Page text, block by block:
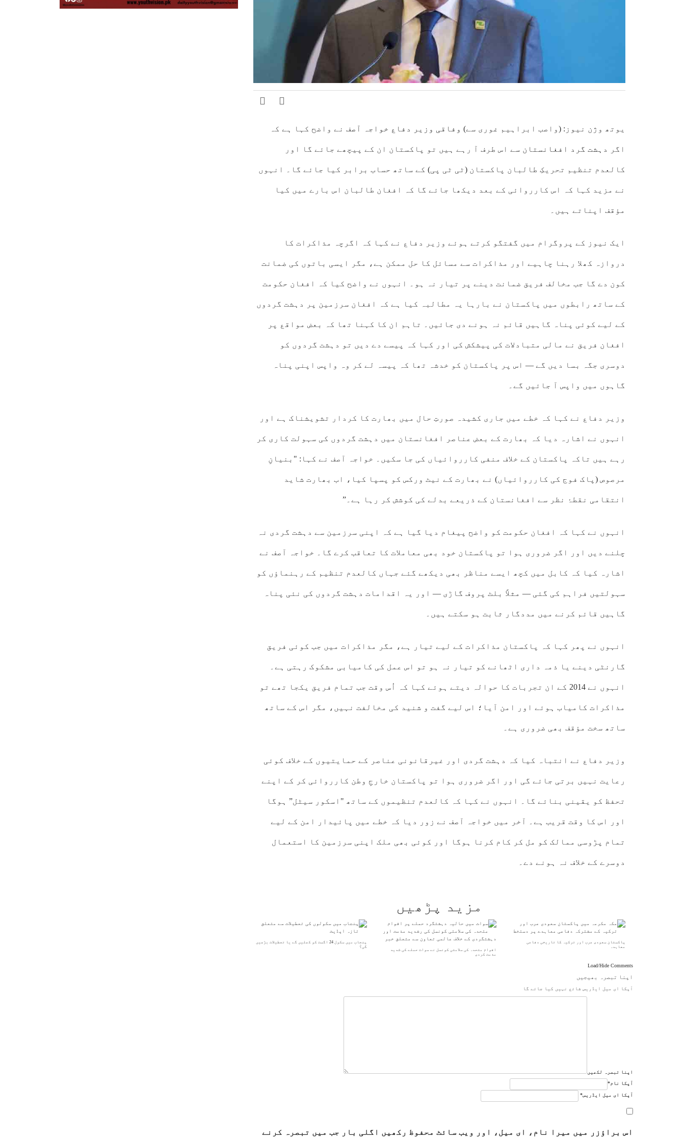
یوتھ وژن نیوز: (واصب ابراہیم غوری سے) وفاقی وزیر دفاع خواجہ آصف نے واضح کہا ہے کہ
اگر دہشت گرد افغانستان سے اس طرف آ رہے ہیں تو پاکستان ان کے پیچھے جائے گا اور
کالعدم تنظیم تحریکِ طالبان پاکستان (ٹی ٹی پی) کے ساتھ حساب برابر کیا جائے گا۔ انہوں
نے مزید کہا کہ اس کارروائی کے بعد دیکھا جائے گا کہ افغان طالبان اس بارے میں کیا
مؤقف اپناتے ہیں۔
ایک نیوز کے پروگرام میں گفتگو کرتے ہوئے وزیر دفاع نے کہا کہ اگرچہ مذاکرات کا
دروازہ کھلا رہنا چاہیے اور مذاکرات سے مسائل کا حل ممکن ہے، مگر ایسی باتوں کی ضمانت
کون دے گا جب مخالف فریق ضمانت دینے پر تیار نہ ہو۔ انہوں نے واضح کیا کہ افغان حکومت
کے ساتھ رابطوں میں پاکستان نے بارہا یہ مطالبہ کیا ہے کہ افغان سرزمین پر دہشت گردوں
کے لیے کوئی پناہ گاہیں قائم نہ ہونے دی جائیں۔ تاہم ان کا کہنا تھا کہ بعض مواقع پر
افغان فریق نے مالی متبادلات کی پیشکش کی اور کہا کہ پیسے دے دیں تو دہشت گردوں کو
دوسری جگہ بسا دیں گے — اس پر پاکستان کو خدشہ تھا کہ پیسہ لے کر وہ واپس اپنی پناہ
گاہوں میں واپس آ جائیں گے۔
وزیر دفاع نے کہا کہ خطے میں جاری کشیدہ صورتِ حال میں بھارت کا کردار تشویشناک ہے اور
انہوں نے اشارہ دیا کہ بھارت کے بعض عناصر افغانستان میں دہشت گردوں کی سہولت کاری کر
رہے ہیں تاکہ پاکستان کے خلاف منفی کارروائیاں کی جا سکیں۔ خواجہ آصف نے کہا: "بنیانِ
مرصوص (پاک فوج کی کارروائیاں) نے بھارت کے نیٹ ورکس کو پسپا کیا، اب بھارت شاید
انتقامی نقطۂ نظر سے افغانستان کے ذریعے بدلے کی کوشش کر رہا ہے۔”
انہوں نے کہا کہ افغان حکومت کو واضح پیغام دیا گیا ہے کہ اپنی سرزمین سے دہشت گردی نہ
چلنے دیں اور اگر ضروری ہوا تو پاکستان خود بھی معاملات کا تعاقب کرے گا۔ خواجہ آصف نے
اشارہ کیا کہ کابل میں کچھ ایسے مناظر بھی دیکھے گئے جہاں کالعدم تنظیم کے رہنماؤں کو
سہولتیں فراہم کی گئی — مثلاً بلٹ پروف گاڑی — اور یہ اقدامات دہشت گردوں کی نئی پناہ
گاہیں قائم کرنے میں مددگار ثابت ہو سکتے ہیں۔
انہوں نے پھر کہا کہ پاکستان مذاکرات کے لیے تیار ہے، مگر مذاکرات میں جب کوئی فریق
گارنٹی دینے یا ذمہ داری اٹھانے کو تیار نہ ہو تو اس عمل کی کامیابی مشکوک رہتی ہے۔
انہوں نے 2014 کے ان تجربات کا حوالہ دیتے ہوئے کہا کہ اُس وقت جب تمام فریق یکجا تھے تو
مذاکرات کامیاب ہوئے اور امن آیا؛ اس لیے گفت و شنید کی مخالفت نہیں، مگر اس کے ساتھ
ساتھ سخت مؤقف بھی ضروری ہے۔
وزیر دفاع نے انتباہ کیا کہ دہشت گردی اور غیرقانونی عناصر کے حمایتیوں کے خلاف کوئی
رعایت نہیں برتی جائے گی اور اگر ضروری ہوا تو پاکستان خارجِ وطن کارروائی کر کے اپنے
تحفظ کو یقینی بنائے گا۔ انہوں نے کہا کہ کالعدم تنظیموں کے ساتھ "اسکور سیٹل” ہوگا
اور اس کا وقت قریب ہے۔ آخر میں خواجہ آصف نے زور دیا کہ خطے میں پائیدار امن کے لیے
تمام پڑوسی ممالک کو مل کر کام کرنا ہوگا اور کوئی بھی ملک اپنی سرزمین کا استعمال
دوسرے کے خلاف نہ ہونے دے۔
مزید پڑھیں
پنجاب میں سکول 24 اگست کو کھلیں گے یا تعطیلات بڑھیں
گی؟
اقوام متحدہ کی سلامتی کونسل نے سوات حملے کی شدید
مذمت کردی
پاکستان سعودی عرب اور ترکیہ کا تاریخی دفاعی
معاہدہ
Load/Hide Comments
اپنا تبصرہ بھیجیں
آپکا ای میل ایڈریس شائع نہیں کیا جائے گا
اپنا تبصرہ لکھیں
آپکا نام*
آپکا ای میل ایڈریس*
اس براؤزر میں میرا نام، ای میل، اور ویب سائٹ محفوظ رکھیں اگلی بار جب میں تبصرہ کرنے